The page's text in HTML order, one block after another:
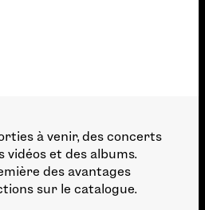
à venir, des concerts
vidéos et des albums.
des avantages
sur le catalogue.